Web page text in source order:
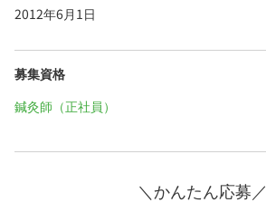
2012年6月1日
募集資格
鍼灸師（正社員）
＼かんたん応募／